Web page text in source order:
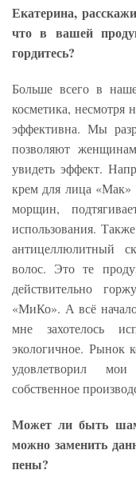
Екатерина,
что в вашей
гордитесь?
Больше всего в
косметика, несмотря
эффективна. Мы
позволяют
увидеть эффект.
крем для лица
морщин,
использования.
антицеллюлитный
волос. Это те
действительно
«МиКо». А всё
мне захотелось
экологичное. Рынок
удовлетворил
собственное
Может ли быть
можно заменить
пены?